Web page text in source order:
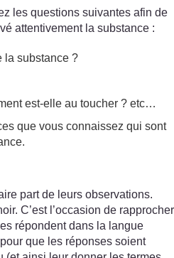
les questions suivantes afin de
attentivement la substance :
la substance ?
est-elle au toucher ? etc…
que vous connaissez qui sont
part de leurs observations.
C’est l’occasion de rapprocher
répondent dans la langue
que les réponses soient